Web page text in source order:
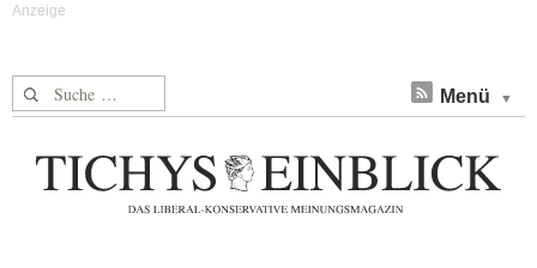
Suche nach: Menü